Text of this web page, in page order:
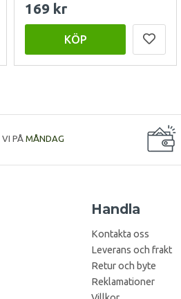
169 kr
KÖP
VI PÅ MÅNDAG
Handla
Kontakta oss
Leverans och frakt
Retur och byte
Reklamationer